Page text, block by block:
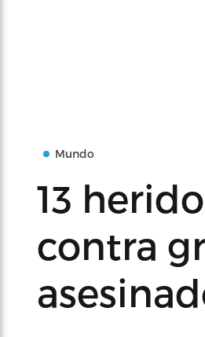
Mundo
13
contra